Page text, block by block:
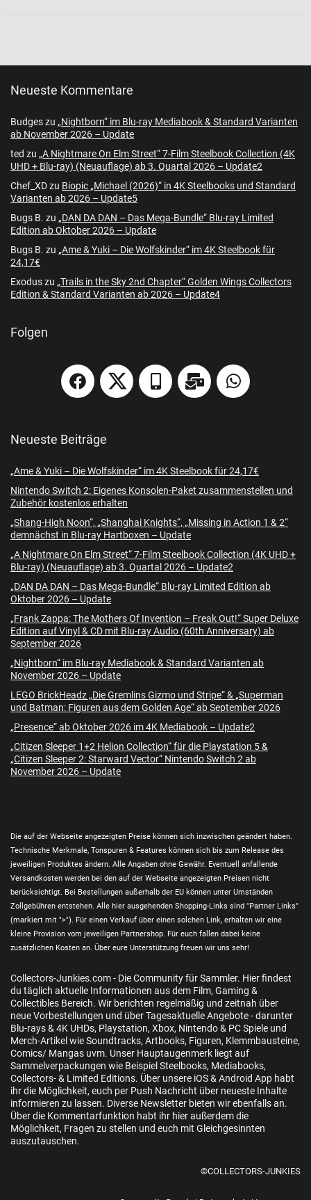
Neueste Kommentare
Budgeszu „Nightborn“ im Blu-ray Mediabook & Standard Varianten
ab November 2026 – Update
ted zu „A Nightmare On Elm Street“ 7-Film Steelbook Collection (4K
UHD + Blu-ray) (Neuauflage) ab 3. Quartal 2026 – Update2
Chef_XDzu Biopic „Michael (2026)“ in 4K Steelbooks und Standard
Varianten ab 2026 – Update5
Bugs B. zu „DAN DA DAN – Das Mega-Bundle“ Blu-ray Limited
Edition ab Oktober 2026 – Update
Bugs B. zu „Ame & Yuki – Die Wolfskinder“ im 4K Steelbook für
24,17€
Exoduszu „Trails in the Sky 2nd Chapter“ Golden Wings Collectors
Edition & Standard Varianten ab 2026 – Update4
Folgen
Neueste Beiträge
„Ame & Yuki – Die Wolfskinder“ im 4K Steelbook für 24,17€
Nintendo Switch 2: Eigenes Konsolen-Paket zusammenstellen und
Zubehör kostenlos erhalten
„Shang-High Noon“, „Shanghai Knights“, „Missing in Action 1 & 2“
demnächst in Blu-ray Hartboxen – Update
„A Nightmare On Elm Street“ 7-Film Steelbook Collection (4K UHD +
Blu-ray) (Neuauflage) ab 3. Quartal 2026 – Update2
„DAN DA DAN – Das Mega-Bundle“ Blu-ray Limited Edition ab
Oktober 2026 – Update
„Frank Zappa: The Mothers Of Invention – Freak Out!“ Super Deluxe
Edition auf Vinyl & CD mit Blu-ray Audio (60th Anniversary) ab
September 2026
„Nightborn“ im Blu-ray Mediabook & Standard Varianten ab
November 2026 – Update
LEGO BrickHeadz „Die Gremlins Gizmo und Stripe“ & „Superman
und Batman: Figuren aus dem Golden Age“ ab September 2026
„Presence“ ab Oktober 2026 im 4K Mediabook – Update2
„Citizen Sleeper 1+2 Helion Collection“ für die Playstation 5 &
„Citizen Sleeper 2: Starward Vector“ Nintendo Switch 2 ab
November 2026 – Update
Die auf der Webseite angezeigten Preise können sich inzwischen geändert haben.
Technische Merkmale, Tonspuren & Features können sich bis zum Release des
jeweiligen Produktes ändern. Alle Angaben ohne Gewähr. Eventuell anfallende
Versandkosten werden bei den auf der Webseite angezeigten Preisen nicht
berücksichtigt. Bei Bestellungen außerhalb der EU können unter Umständen
Zollgebühren entstehen. Alle hier ausgehenden Shopping-Links sind "Partner Links"
(markiert mit ">"). Für einen Verkauf über einen solchen Link, erhalten wir eine
kleine Provision vom jeweiligen Partnershop. Für euch fallen dabei keine
zusätzlichen Kosten an. Über eure Unterstützung freuen wir uns sehr!
Collectors-Junkies.com - Die Community für Sammler. Hier findest
du täglich aktuelle Informationen aus dem Film, Gaming &
Collectibles Bereich. Wir berichten regelmäßig und zeitnah über
neue Vorbestellungen und über Tagesaktuelle Angebote - darunter
Blu-rays & 4K UHDs, Playstation, Xbox, Nintendo & PC Spiele und
Merch-Artikel wie Soundtracks, Artbooks, Figuren, Klemmbausteine,
Comics/ Mangas uvm. Unser Hauptaugenmerk liegt auf
Sammelverpackungen wie Beispiel Steelbooks, Mediabooks,
Collectors- & Limited Editions. Über unsere iOS & Android App habt
ihr die Möglichkeit, euch per Push Nachricht über neueste Inhalte
informieren zu lassen. Diverse Newsletter bieten wir ebenfalls an.
Über die Kommentarfunktion habt ihr hier außerdem die
Möglichkeit, Fragen zu stellen und euch mit Gleichgesinnten
auszutauschen.
©COLLECTORS-JUNKIES